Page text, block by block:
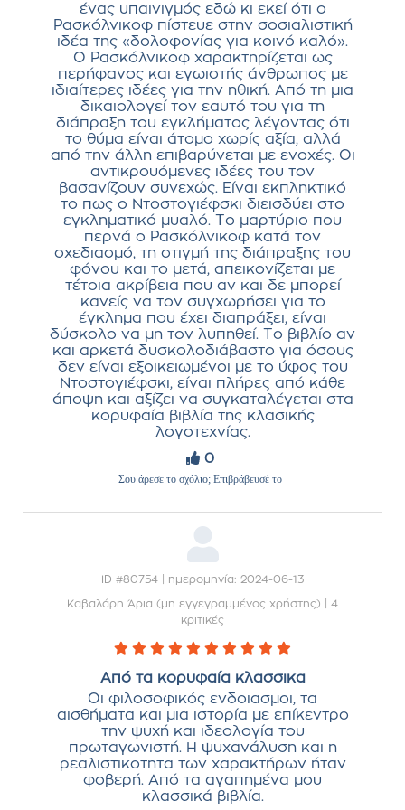
ένας υπαινιγμός εδώ κι εκεί ότι ο
Ρασκόλνικοφ πίστευε στην σοσιαλιστική
ιδέα της «δολοφονίας για κοινό καλό».
Ο Ρασκόλνικοφ χαρακτηρίζεται ως
περήφανος και εγωιστής άνθρωπος με
ιδιαίτερες ιδέες για την ηθική. Από τη μια
δικαιολογεί τον εαυτό του για τη
διάπραξη του εγκλήματος λέγοντας ότι
το θύμα είναι άτομο χωρίς αξία, αλλά
από την άλλη επιβαρύνεται με ενοχές. Οι
αντικρουόμενες ιδέες του τον
βασανίζουν συνεχώς. Είναι εκπληκτικό
το πως ο Ντοστογιέφσκι διεισδύει στο
εγκληματικό μυαλό. Το μαρτύριο που
περνά ο Ρασκόλνικοφ κατά τον
σχεδιασμό, τη στιγμή της διάπραξης του
φόνου και το μετά, απεικονίζεται με
τέτοια ακρίβεια που αν και δε μπορεί
κανείς να τον συγχωρήσει για το
έγκλημα που έχει διαπράξει, είναι
δύσκολο να μη τον λυπηθεί. Το βιβλίο αν
και αρκετά δυσκολοδιάβαστο για όσους
δεν είναι εξοικειωμένοι με το ύφος του
Ντοστογιέφσκι, είναι πλήρες από κάθε
άποψη και αξίζει να συγκαταλέγεται στα
κορυφαία βιβλία της κλασικής
λογοτεχνίας.
0
Σου άρεσε το σχόλιο; Επιβράβευσέ το
ID #80754 | ημερομηνία: 2024-06-13
Καβαλάρη Άρια (μη εγγεγραμμένος χρήστης)
4
κριτικές
Από τα κορυφαία κλασσικα
Οι φιλοσοφικός ενδοιασμοι, τα
αισθήματα και μια ιστορία με επίκεντρο
την ψυχή και ιδεολογία του
πρωταγωνιστή. Η ψυχανάλυση και η
ρεαλιστικοτητα των χαρακτήρων ήταν
φοβερή. Από τα αγαπημένα μου
κλασσικά βιβλία.